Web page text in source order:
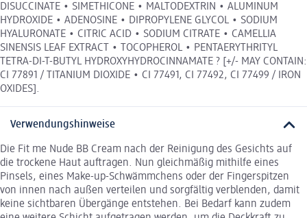
DISUCCINATE • SIMETHICONE • MALTODEXTRIN • ALUMINUM
HYDROXIDE • ADENOSINE • DIPROPYLENE GLYCOL • SODIUM
HYALURONATE • CITRIC ACID • SODIUM CITRATE • CAMELLIA
SINENSIS LEAF EXTRACT • TOCOPHEROL • PENTAERYTHRITYL
TETRA-DI-T-BUTYL HYDROXYHYDROCINNAMATE ? [+/- MAY CONTAIN:
CI 77891 / TITANIUM DIOXIDE • CI 77491, CI 77492, CI 77499 / IRON
OXIDES].
Verwendungshinweise
Die Fit me Nude BB Cream nach der Reinigung des Gesichts auf
die trockene Haut auftragen. Nun gleichmäßig mithilfe eines
Pinsels, eines Make-up-Schwämmchens oder der Fingerspitzen
von innen nach außen verteilen und sorgfältig verblenden, damit
keine sichtbaren Übergänge entstehen. Bei Bedarf kann zudem